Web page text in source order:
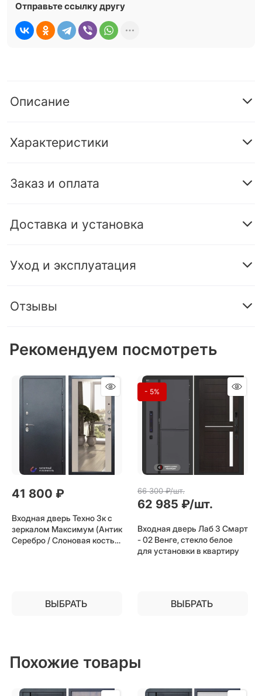
Отправьте ссылку другу
Описание
Характеристики
Заказ и оплата
Доставка и установка
Уход и эксплуатация
Отзывы
Рекомендуем посмотреть
41 800 ₽
Входная дверь Техно 3к с
зеркалом Максимум (Антик
Серебро / Слоновая кость)
ВЫБРАТЬ
- 5%
66 300 ₽/шт.
62 985 ₽/шт.
Входная дверь Лаб 3 Смарт
- 02 Венге, стекло белое
для установки в квартиру
ВЫБРАТЬ
Похожие товары